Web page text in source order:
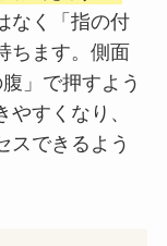
なく「指の付
ちます。側面
」で押すよう
すくなり、
スできるよう